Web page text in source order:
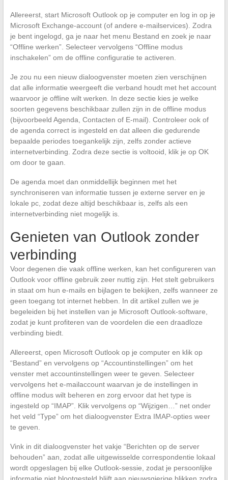
Allereerst, start Microsoft Outlook op je computer en log in op je
Microsoft Exchange-account (of andere e-mailservices). Zodra
je bent ingelogd, ga je naar het menu Bestand en zoek je naar
“Offline werken”. Selecteer vervolgens “Offline modus
inschakelen” om de offline configuratie te activeren.
Je zou nu een nieuw dialoogvenster moeten zien verschijnen
dat alle informatie weergeeft die verband houdt met het account
waarvoor je offline wilt werken. In deze sectie kies je welke
soorten gegevens beschikbaar zullen zijn in de offline modus
(bijvoorbeeld Agenda, Contacten of E-mail). Controleer ook of
de agenda correct is ingesteld en dat alleen die gedurende
bepaalde periodes toegankelijk zijn, zelfs zonder actieve
internetverbinding. Zodra deze sectie is voltooid, klik je op OK
om door te gaan.
De agenda moet dan onmiddellijk beginnen met het
synchroniseren van informatie tussen je externe server en je
lokale pc, zodat deze altijd beschikbaar is, zelfs als een
internetverbinding niet mogelijk is.
Genieten van Outlook zonder
verbinding
Voor degenen die vaak offline werken, kan het configureren van
Outlook voor offline gebruik zeer nuttig zijn. Het stelt gebruikers
in staat om hun e-mails en bijlagen te bekijken, zelfs wanneer ze
geen toegang tot internet hebben. In dit artikel zullen we je
begeleiden bij het instellen van je Microsoft Outlook-software,
zodat je kunt profiteren van de voordelen die een draadloze
verbinding biedt.
Allereerst, open Microsoft Outlook op je computer en klik op
“Bestand” en vervolgens op “Accountinstellingen” om het
venster met accountinstellingen weer te geven. Selecteer
vervolgens het e-mailaccount waarvan je de instellingen in
offline modus wilt beheren en zorg ervoor dat het type is
ingesteld op “IMAP”. Klik vervolgens op “Wijzigen…” net onder
het veld “Type” om het dialoogvenster Extra IMAP-opties weer
te geven.
Vink in dit dialoogvenster het vakje “Berichten op de server
behouden” aan, zodat alle uitgewisselde correspondentie lokaal
wordt opgeslagen bij elke Outlook-sessie, zodat je persoonlijke